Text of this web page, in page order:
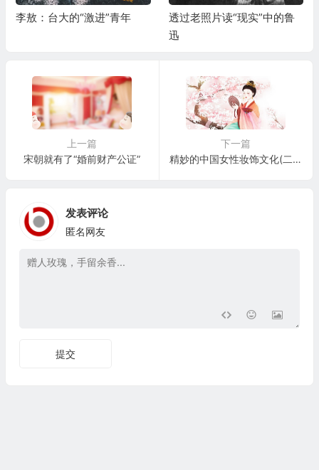
李敖：台大的“激进”青年
透过老照片读“现实”中的鲁
迅
上一篇
宋朝就有了“婚前财产公证”
下一篇
精妙的中国女性妆饰文化(二) 面妆：浓妆淡抹总相宜
发表评论
匿名网友
提交